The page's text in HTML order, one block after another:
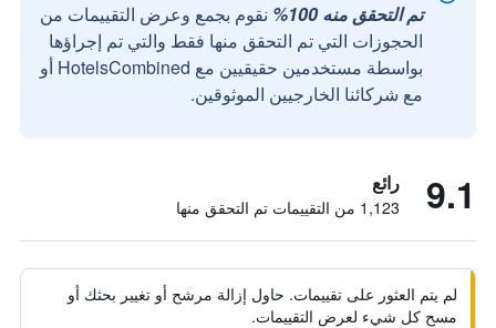
تم التحقق منه 100%
نقوم بجمع وعرض التقييمات من
الحجوزات التي تم التحقق منها فقط والتي تم إجراؤها
بواسطة مستخدمين حقيقيين مع HotelsCombined أو
مع شركائنا الخارجيين الموثوقين.
9.1 رائع
1,123 من التقييمات تم التحقق منها
لم يتم العثور على تقييمات. حاول إزالة مرشح أو تغيير بحثك أو
مسح كل شيء لعرض التقييمات.